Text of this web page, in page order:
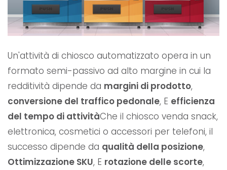
Un'attività di chiosco automatizzato opera in un
formato semi-passivo ad alto margine in cui la
redditività dipende da margini di prodotto,
conversione del traffico pedonale, E efficienza
del tempo di attivitàChe il chiosco venda snack,
elettronica, cosmetici o accessori per telefoni, il
successo dipende da qualità della posizione,
Ottimizzazione SKU, E rotazione delle scorte,